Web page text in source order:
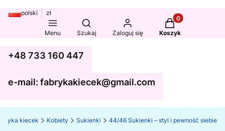
polski zł
Menu
Otwórz wyszukiwarkę
Szukaj Zaloguj się
Produkty w
Koszyk
+48 733 160 447
e-mail: fabrykakiecek@gmail.com
kiecek Kobiety Sukienki 44/46 Sukienki – styl i pewność siebie